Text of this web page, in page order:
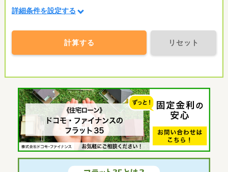
詳細条件を設定する
計算する リセット